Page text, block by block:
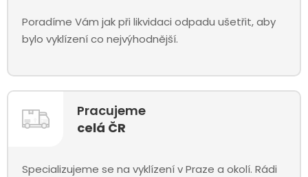
Poradíme Vám jak při likvidaci odpadu ušetřit, aby
bylo vyklízení co nejvýhodnější.
Pracujeme
celá ČR
Specializujeme se na vyklízení v Praze a okolí. Rádi